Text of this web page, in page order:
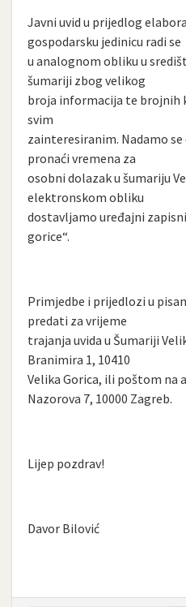
Javni uvid u prijedlog
gospodarsku jedinicu radi se
u analognom obliku u
šumariji zbog velikog
broja informacija te brojnih
svim
zainteresiranim. Nadamo se
pronaći vremena za
osobni dolazak u šumariju
elektronskom obliku
dostavljamo uređajni
gorice“.
Primjedbe i prijedlozi u
predati za vrijeme
trajanja uvida u Šumariji
Branimira 1, 10410
Velika Gorica, ili poštom na
Nazorova 7, 10000 Zagreb.
Lijep pozdrav!
Davor Bilović